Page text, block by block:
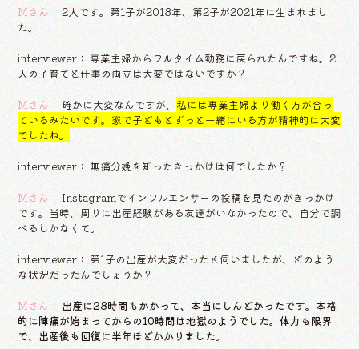
Mさん： 2人です。第1子が2018年、第2子が2021年に生まれまし
た。
interviewer： 専業主婦からフルタイム勤務に戻られたんですね。2
人の子育てと仕事の両立は大変ではないですか？
Mさん： 確かに大変なんですが、 私には専業主婦より働く方が合っ
ているみたいです。家で子どもとずっと一緒にいる方が精神的に大変
でしたね。
interviewer： 無痛分娩を知ったきっかけは何でしたか？
Mさん： Instagramでインフルエンサーの投稿を見たのがきっかけ
です。当時、周りに出産経験がある友達がいなかったので、自分で調
べるしかなくて。
interviewer： 第1子の出産が大変だったと伺いましたが、どのよう
な状況だったんでしょうか？
Mさん： 出産に28時間もかかって、本当にしんどかったです。本格
的に陣痛が始まってからの10時間は地獄のようでした。体力も限界
で、出産後も回復に半年ほどかかりました。